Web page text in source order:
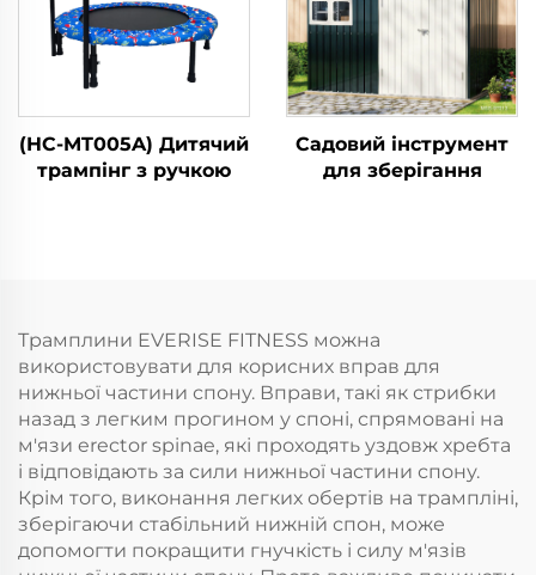
(HC-MT005A) Дитячий
трампінг з ручкою
Садовий інструмент
для зберігання
Трамплини EVERISE FITNESS можна
використовувати для корисних вправ для
нижньої частини спону. Вправи, такі як стрибки
назад з легким прогином у споні, спрямовані на
м'язи erector spinae, які проходять уздовж хребта
і відповідають за сили нижньої частини спону.
Крім того, виконання легких обертів на трампліні,
зберігаючи стабільний нижній спон, може
допомогти покращити гнучкість і силу м'язів